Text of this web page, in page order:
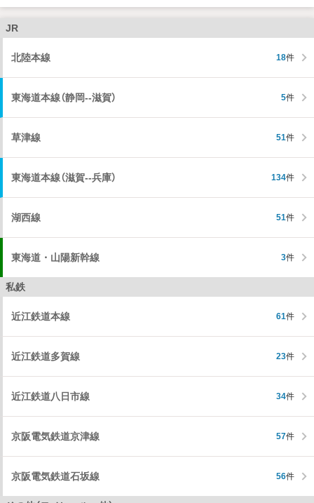
JR
北陸本線 18件
東海道本線（静岡--滋賀） 5件
草津線 51件
東海道本線（滋賀--兵庫） 134件
湖西線 51件
東海道・山陽新幹線 3件
私鉄
近江鉄道本線 61件
近江鉄道多賀線 23件
近江鉄道八日市線 34件
京阪電気鉄道京津線 57件
京阪電気鉄道石坂線 56件